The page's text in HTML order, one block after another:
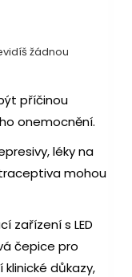
žádnou
příčinou
onemocnění.
léky na
mohou
zařízení s LED
čepice pro
klinické důkazy,